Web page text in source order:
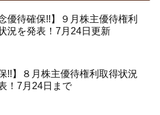
念優待確保!!】９月株主優待権利
況を発表！7月24日更新
保!!】８月株主優待権利取得状況
！7月24日まで